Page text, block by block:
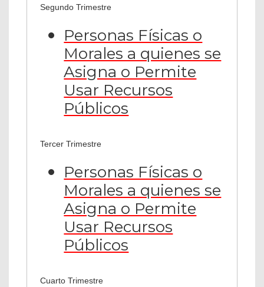
Segundo Trimestre
Personas Físicas o
Morales a quienes se
Asigna o Permite
Usar Recursos
Públicos
Tercer Trimestre
Personas Físicas o
Morales a quienes se
Asigna o Permite
Usar Recursos
Públicos
Cuarto Trimestre